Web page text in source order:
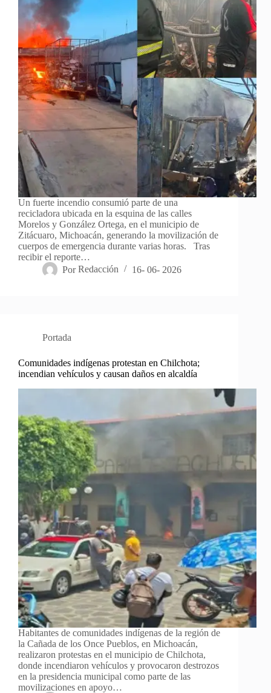
Un fuerte incendio consumió parte de una
recicladora ubicada en la esquina de las calles
Morelos y González Ortega, en el municipio de
Zitácuaro, Michoacán, generando la movilización de
cuerpos de emergencia durante varias horas. Tras
recibir el reporte…
Por Redacción 16- 06- 2026
Portada
Comunidades indígenas protestan en Chilchota;
incendian vehículos y causan daños en alcaldía
Habitantes de comunidades indígenas de la región de
la Cañada de los Once Pueblos, en Michoacán,
realizaron protestas en el municipio de Chilchota,
donde incendiaron vehículos y provocaron destrozos
en la presidencia municipal como parte de las
movilizaciones en apoyo…